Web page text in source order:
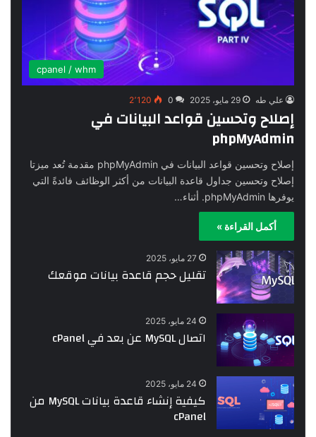
cpanel / whm
علي طه 29 مايو، 2025 0 2٬120
إصلاح وتحسين قواعد البيانات في
phpMyAdmin
إصلاح وتحسين قواعد البيانات في phpMyAdmin مقدمة تُعد ميزتا
إصلاح وتحسين جداول قاعدة البيانات من أكثر الوظائف فائدةً التي
يوفرها phpMyAdmin. أثناء…
أكمل القراءة »
27 مايو، 2025
تقليل حجم قاعدة بيانات موقعك
24 مايو، 2025
اتصال MySQL عن بعد في cPanel
24 مايو، 2025
كيفية إنشاء قاعدة بيانات MySQL من
cPanel